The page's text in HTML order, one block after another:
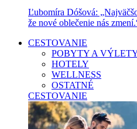
Ľubomíra Dóšová:
že nové oblečenie nás
CESTOVANIE
POBYTY A
HOTELY
WELLNESS
OSTATNÉ
CESTOVANIE